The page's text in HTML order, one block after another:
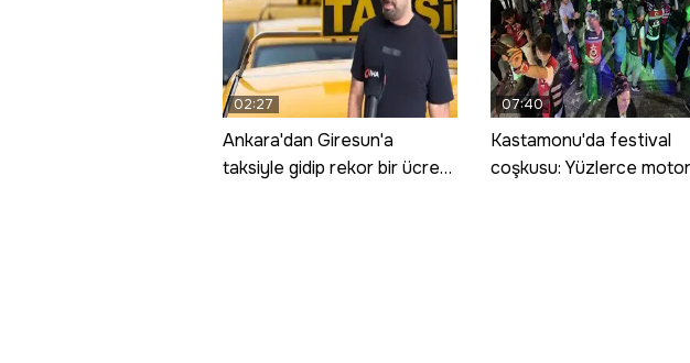
02:27
Ankara'dan Giresun'a
taksiyle gidip rekor bir ücret
07:40
Kastamonu'da festival
coşkusu: Yüzlerce